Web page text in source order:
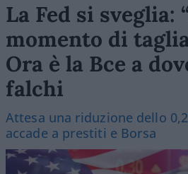
La Fed si sveglia:
momento di
Ora è la Bce a
falchi
Attesa una riduzione dello
accade a prestiti e Borsa